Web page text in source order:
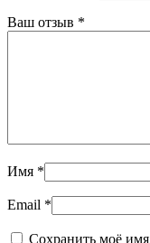
Ваш отзыв *
Имя *
Email *
Сохранить моё